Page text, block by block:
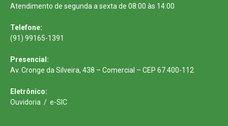
Atendimento de segunda a sexta de 08:00 às 14:00
Telefone:
(91) 99165-1391
Presencial:
Av. Cronge da Silveira, 438 – Comercial – CEP 67.400-112
Eletrônico:
Ouvidoria / e-SIC